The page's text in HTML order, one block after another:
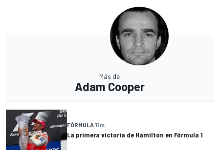
Más de
Adam Cooper
FÓRMULA 11 m
La primera victoria de Hamilton en Fórmula 1